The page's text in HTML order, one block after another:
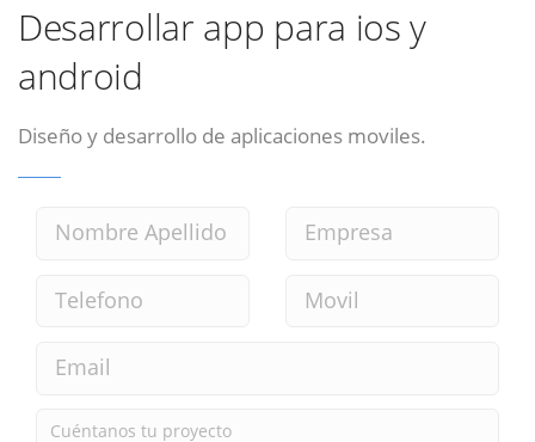
Desarrollar app para ios y
android
Diseño y desarrollo de aplicaciones moviles.